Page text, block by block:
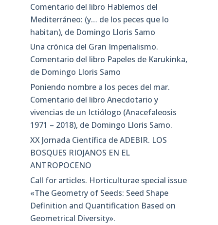
Comentario del libro Hablemos del
Mediterráneo: (y… de los peces que lo
habitan), de Domingo Lloris Samo
Una crónica del Gran Imperialismo.
Comentario del libro Papeles de Karukinka,
de Domingo Lloris Samo
Poniendo nombre a los peces del mar.
Comentario del libro Anecdotario y
vivencias de un Ictiólogo (Anacefaleosis
1971 – 2018), de Domingo Lloris Samo.
XX Jornada Científica de ADEBIR. LOS
BOSQUES RIOJANOS EN EL
ANTROPOCENO
Call for articles. Horticulturae special issue
«The Geometry of Seeds: Seed Shape
Definition and Quantification Based on
Geometrical Diversity»​.